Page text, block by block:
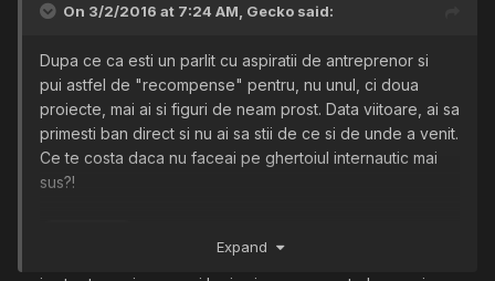
On 3/2/2016 at 7:24 AM, Gecko said:
Dupa ce ca esti un parlit cu aspiratii de antreprenor si
pui astfel de "recompense" pentru, nu unul, ci doua
proiecte, mai ai si figuri de neam prost. Data viitoare, ai sa
primesti ban direct si nu ai sa stii de ce si de unde a venit.
Ce te costa daca nu faceai pe ghertoiul internautic mai
sus?!
Expand